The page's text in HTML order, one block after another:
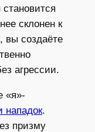
склонен к
вы создаёте
агрессии.
«я»-
нападок.
призму